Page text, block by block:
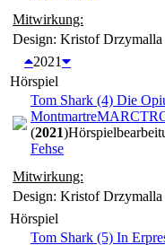
Mitwirkung:
Design: Kristof Drzymalla
2021
Hörspiel
Tom Shark (4) Die
Montmartre
(2021)
Fehse
Mitwirkung:
Design: Kristof Drzymalla
Hörspiel
Tom Shark (5) In